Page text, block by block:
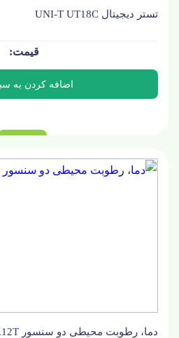
تستر دیجیتال UNI-T UT18C
دما، رطوبت محیطی دو سنسور UNI-T A12T